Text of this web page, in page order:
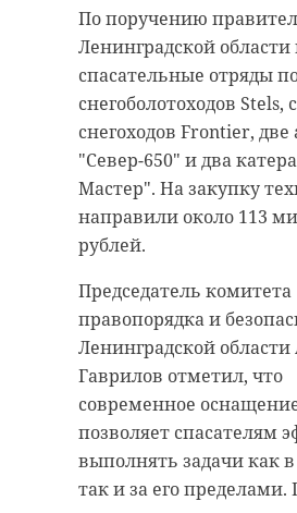
По поручению
Ленинградской области
спасательные отряды
снегоболотоходов Stels,
снегоходов Frontier, две
"Север-650" и два
Мастер". На закупку
направили около 113
рублей.
Председатель комитета
правопорядка и
Ленинградской
Гаврилов отметил, что
современное
позволяет спасателям
выполнять задачи как в
так и за его пределами.
организация не
установленный срок
зарплате, судебные
применили в
должника меры
исполнения. Они в
сроки установили
местонахождение
неплательщика.
Судебные приставы
адресу организации и
принадлежащие ей
оборудование и
материалы. После
реализуют на торгах.
средства пойдут на
долгов по зарплате.
эффективной. Одной из
инициатив стало
создать единый
межведомственный
штаб по профилактике
мошенничества сразу
регионов.
Председатель комитета
Зайнуллин рассказал,
регион намерен
совершенствовать
профилактическую
учетом рекомендаций
специалистов СПбГУ.
что важную роль в
мошенниками играет